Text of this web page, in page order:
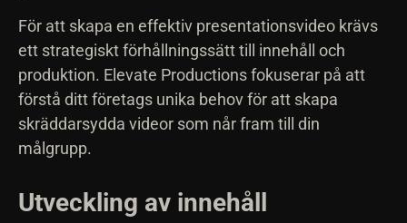
För att skapa en effektiv presentationsvideo krävs
ett strategiskt förhållningssätt till innehåll och
produktion. Elevate Productions fokuserar på att
förstå ditt företags unika behov för att skapa
skräddarsydda videor som når fram till din
målgrupp.
Utveckling av innehåll